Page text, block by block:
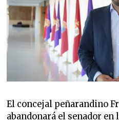
El concejal peñarandino
abandonará el senador